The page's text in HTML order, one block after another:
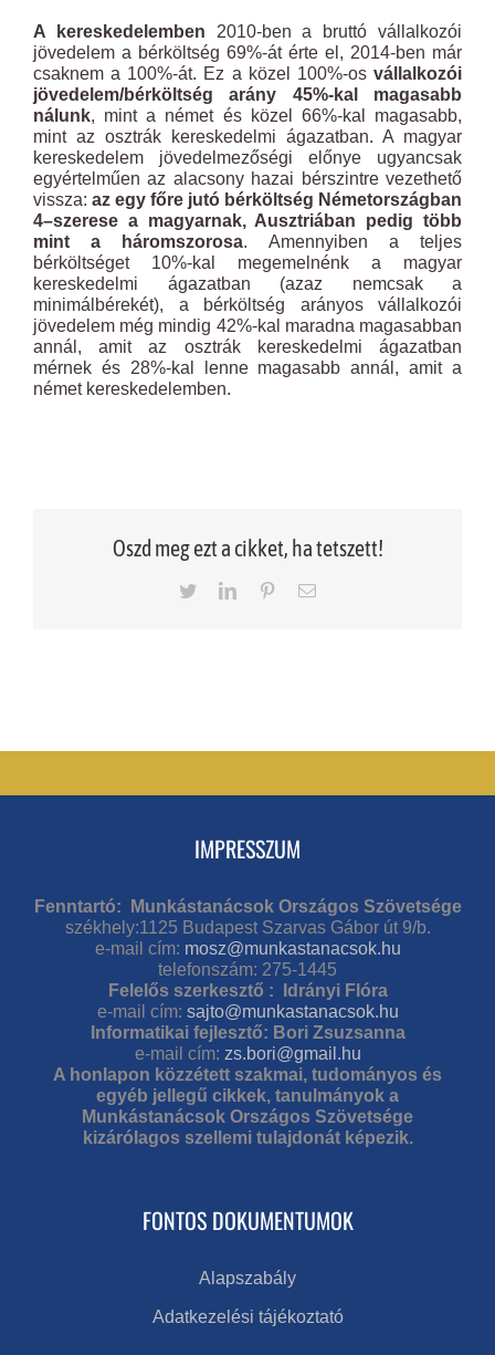
A kereskedelemben 2010-ben a bruttó vállalkozói
jövedelem a bérköltség 69%-át érte el, 2014-ben már
csaknem a 100%-át. Ez a közel 100%-os vállalkozói
jövedelem/bérköltség arány 45%-kal magasabb
nálunk, mint a német és közel 66%-kal magasabb,
mint az osztrák kereskedelmi ágazatban. A magyar
kereskedelem jövedelmezőségi előnye ugyancsak
egyértelműen az alacsony hazai bérszintre vezethető
vissza: az egy főre jutó bérköltség Németországban
4–szerese a magyarnak, Ausztriában pedig több
mint a háromszorosa. Amennyiben a teljes
bérköltséget 10%-kal megemelnénk a magyar
kereskedelmi ágazatban (azaz nemcsak a
minimálbérekét), a bérköltség arányos vállalkozói
jövedelem még mindig 42%-kal maradna magasabban
annál, amit az osztrák kereskedelmi ágazatban
mérnek és 28%-kal lenne magasabb annál, amit a
német kereskedelemben.
Oszd meg ezt a cikket, ha tetszett!
TwitterLinkedInPinterestEmail
IMPRESSZUM
Fenntartó: Munkástanácsok Országos Szövetsége
székhely:1125 Budapest Szarvas Gábor út 9/b.
e-mail cím: mosz@munkastanacsok.hu
telefonszám: 275-1445
Felelős szerkesztő : Idrányi Flóra
e-mail cím: sajto@munkastanacsok.hu
Informatikai fejlesztő: Bori Zsuzsanna
e-mail cím: zs.bori@gmail.hu
A honlapon közzétett szakmai, tudományos és
egyéb jellegű cikkek, tanulmányok a
Munkástanácsok Országos Szövetsége
kizárólagos szellemi tulajdonát képezik.
FONTOS DOKUMENTUMOK
Alapszabály
Adatkezelési tájékoztató